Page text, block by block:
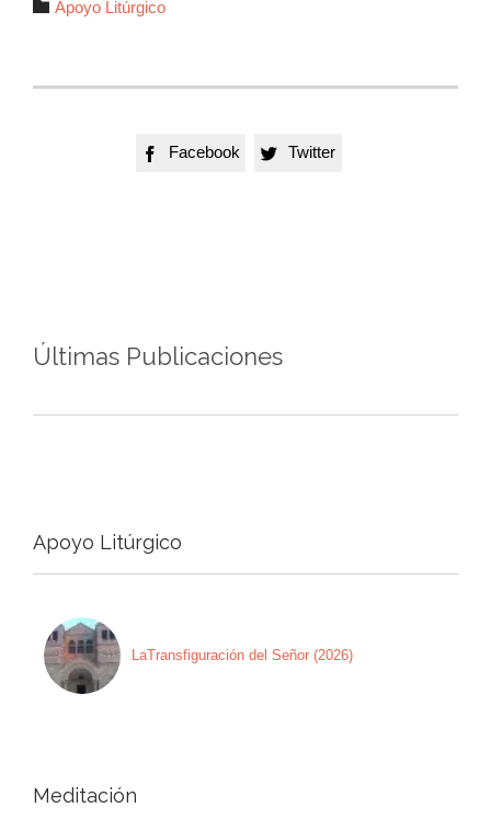
 Autor
Apoyo Litúrgico
 Facebook  Twitter
Últimas Publicaciones
Apoyo Litúrgico
LaTransfiguración del Señor (2026)
Meditación